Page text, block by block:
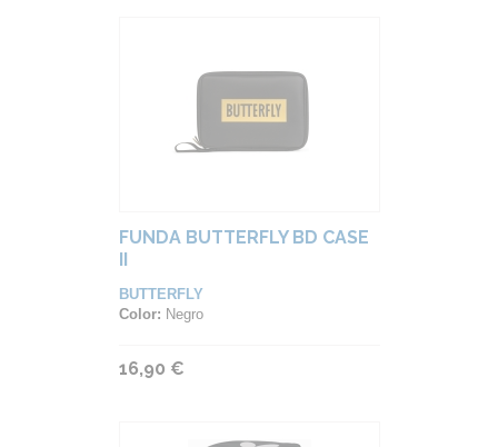
FUNDA BUTTERFLY BD CASE
II
BUTTERFLY
Color: Negro
16,90 €